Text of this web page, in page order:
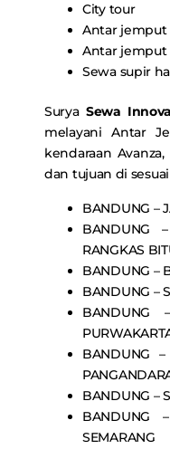
City tour
Antar jemput
Antar jemput
Sewa supir
Surya Sewa
melayani Antar
kendaraan
dan tujuan di
BANDUNG –
BANDUNG
RANGKAS
BANDUNG –
BANDUNG –
BANDUNG
BANDUNG
BANDUNG –
BANDUNG
SEMARANG